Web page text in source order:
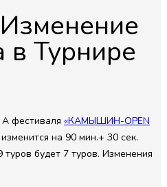
в Турнире
фестиваля «КАМЫШИН-OPEN
на 90 мин.+ 30 сек.
будет 7 туров. Изменения